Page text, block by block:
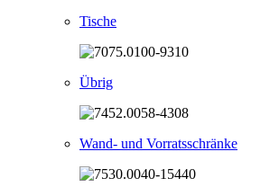
Tische
Übrig
Wand- und Vorratsschränke